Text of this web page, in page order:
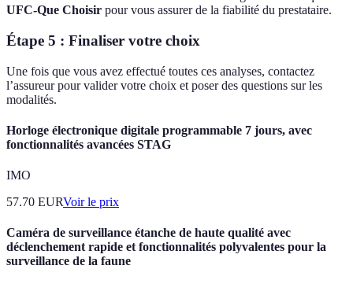
UFC-Que Choisir pour vous assurer de la fiabilité du prestataire.
Étape 5 : Finaliser votre choix
Une fois que vous avez effectué toutes ces analyses, contactez
l’assureur pour valider votre choix et poser des questions sur les
modalités.
Horloge électronique digitale programmable 7 jours, avec
fonctionnalités avancées STAG
IMO
57.70 EURVoir le prix
Caméra de surveillance étanche de haute qualité avec
déclenchement rapide et fonctionnalités polyvalentes pour la
surveillance de la faune